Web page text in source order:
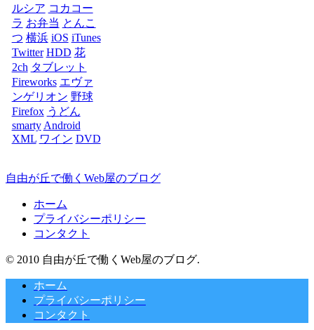
ルシア コカコー
ラ お弁当 とんこ
つ 横浜 iOS iTunes
Twitter HDD 花
2ch タブレット
Fireworks エヴァ
ンゲリオン 野球
Firefox うどん
smarty Android
XML ワイン DVD
自由が丘で働くWeb屋のブログ
ホーム
プライバシーポリシー
コンタクト
© 2010 自由が丘で働くWeb屋のブログ.
ホーム
プライバシーポリシー
コンタクト